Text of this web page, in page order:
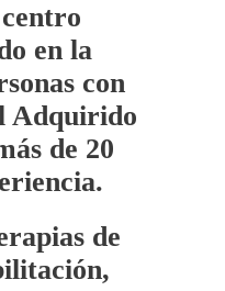
en la
con
Adquirido
de 20
de